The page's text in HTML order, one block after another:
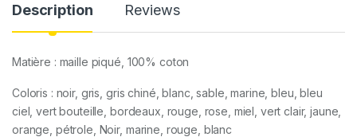
Description Reviews
Matière : maille piqué, 100% coton
Coloris : noir, gris, gris chiné, blanc, sable, marine, bleu, bleu
ciel, vert bouteille, bordeaux, rouge, rose, miel, vert clair, jaune,
orange, pétrole, Noir, marine, rouge, blanc